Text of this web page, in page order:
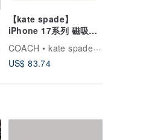
【kate spade】
iPhone 17系列 磁吸防
摔手機殼 銀河星鑽
COACH • kate spade 數位精品
US$ 83.74